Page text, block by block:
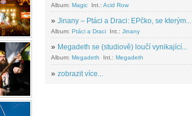
Album: Magic Int.: Acid Row
» Jinany – Ptáci a Draci: EPčko, se kterým...
Album: Ptáci a Draci Int.: Jinany
» Megadeth se (studiově) loučí vynikající...
Album: Megadeth Int.: Megadeth
» zobrazit více...